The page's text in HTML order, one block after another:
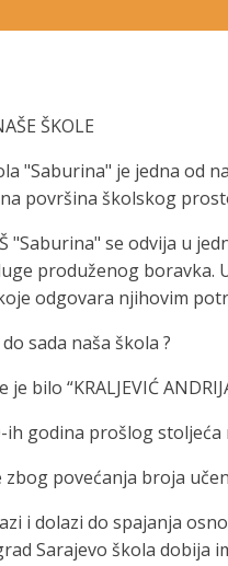
ŠKOLE
"Saburina" je jedna od
površina školskog
"Saburina" se odvija u
produženog boravka.
odgovara njihovim
sada naša škola ?
bilo “KRALJEVIĆ
ih godina prošlog stoljeća
zbog povećanja broja
i dolazi do spajanja
Sarajevo škola dobija